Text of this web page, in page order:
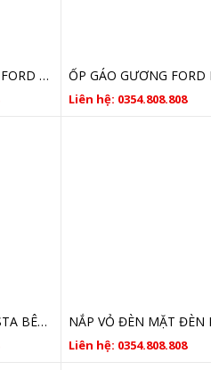
GƯƠNG CHIẾU HẬU FORD FIESTA GIÁ RẺ
Liên hệ: 0354.808.808
ĐÈN PHA FORD FIESTA BÊN LÁI CHÓA TRẮNG 2013 2014 2015 2016 2017
Liên hệ: 0354.808.808